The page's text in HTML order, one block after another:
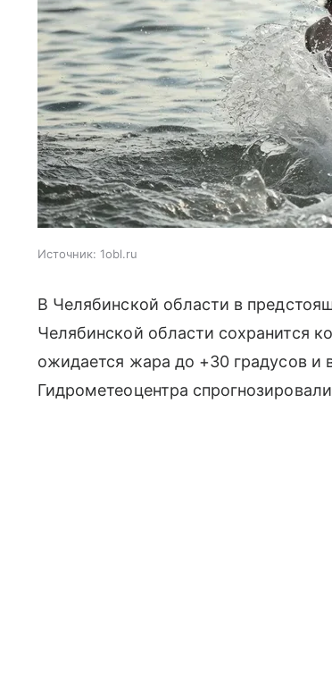
Источник: 1obl.ru
В Челябинской области в
Челябинской области сохранится
ожидается жара до +30 градусов
Гидрометеоцентра